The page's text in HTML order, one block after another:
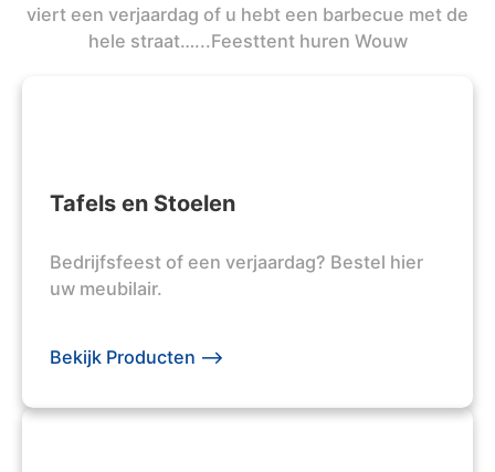
viert een verjaardag of u hebt een barbecue met de
hele straat…...Feesttent huren Wouw
Tafels en Stoelen
Bedrijfsfeest of een verjaardag? Bestel hier
uw meubilair.
Bekijk Producten -->